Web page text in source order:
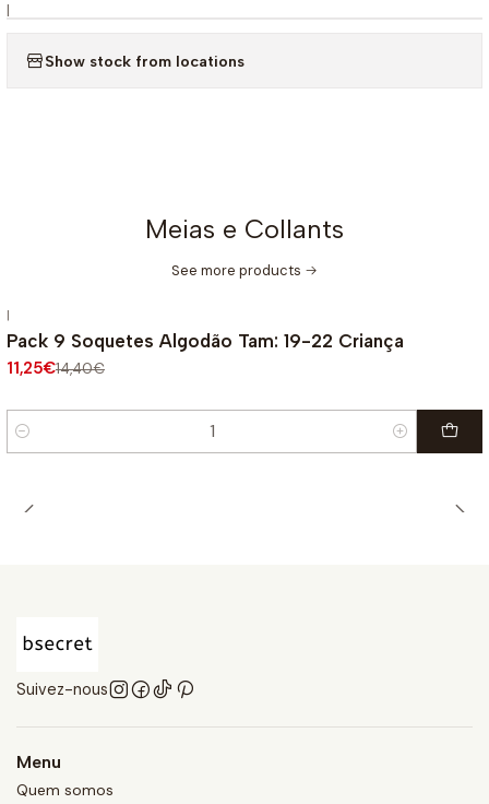
|
Show stock from locations
Meias e Collants
See more products
|
Pack 9 Soquetes Algodão Tam: 19-22 Criança
11,25€14,40€
Quantité
Suivez-nous
Menu
Quem somos